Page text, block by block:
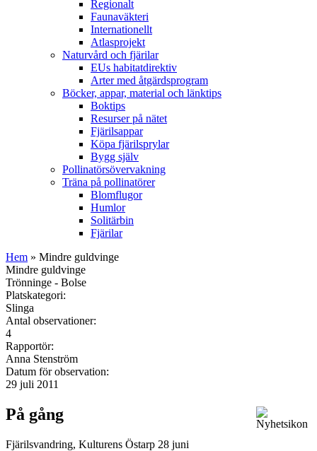
Regionalt
Faunaväkteri
Internationellt
Atlasprojekt
Naturvård och fjärilar
EUs habitatdirektiv
Arter med åtgärdsprogram
Böcker, appar, material och länktips
Boktips
Resurser på nätet
Fjärilsappar
Köpa fjärilsprylar
Bygg själv
Pollinatörsövervakning
Träna på pollinatörer
Blomflugor
Humlor
Solitärbin
Fjärilar
Hem » Mindre guldvinge
Mindre guldvinge
Trönninge - Bolse
Platskategori:
Slinga
Antal observationer:
4
Rapportör:
Anna Stenström
Datum för observation:
29 juli 2011
På gång
Fjärilsvandring, Kulturens Östarp 28 juni